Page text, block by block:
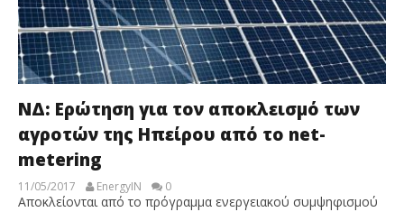
ΝΔ: Ερώτηση για τον αποκλεισμό των
αγροτών της Ηπείρου από το net-
metering
11/05/2017 EnergyIN 0
Αποκλείονται από το πρόγραμμα ενεργειακού συμψηφισμού